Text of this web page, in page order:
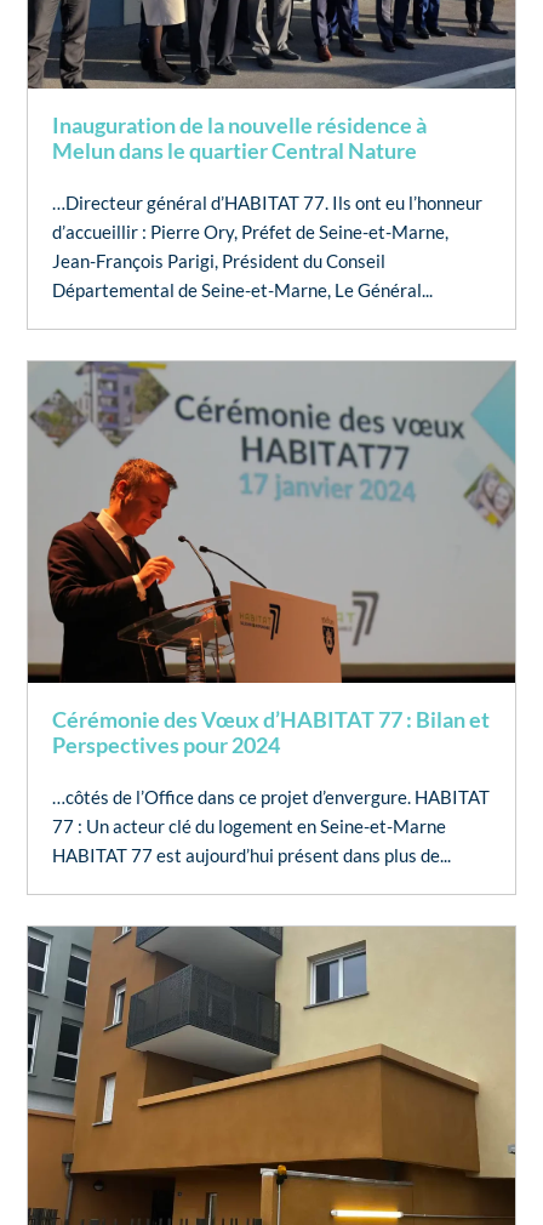
Inauguration de la nouvelle résidence à
Melun dans le quartier Central Nature
…Directeur général d’HABITAT 77. Ils ont eu l’honneur
d’accueillir : Pierre Ory, Préfet de Seine-et-Marne,
Jean-François Parigi, Président du Conseil
Départemental de Seine-et-Marne, Le Général...
Cérémonie des Vœux d’HABITAT 77 : Bilan et
Perspectives pour 2024
…côtés de l’Office dans ce projet d’envergure. HABITAT
77 : Un acteur clé du logement en Seine-et-Marne
HABITAT 77 est aujourd’hui présent dans plus de...